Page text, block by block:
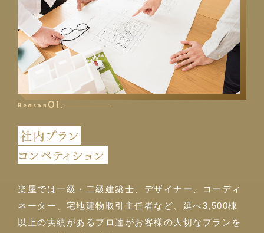
Reason 01.
社内プラン
コンペティション
楽屋では一級・二級建築士、デザイナー、コーディ
ネーター、宅地建物取引主任者など、延べ3,500棟
以上の実績があるプロ達がお客様の大切なプランを